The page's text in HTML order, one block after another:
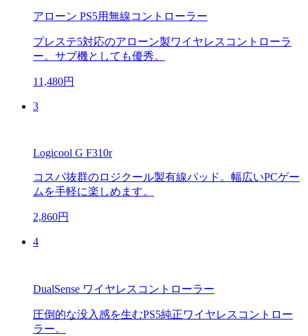
アローン PS5用無線コントローラー
プレステ5対応のアローン製ワイヤレスコントローラ
ー。サブ機としても優秀。
11,480円
3
Logicool G F310r
コスパ抜群のロジクール製有線パッド。幅広いPCゲー
ムを手軽に楽しめます。
2,860円
4
DualSense ワイヤレスコントローラー
圧倒的な没入感を生むPS5純正ワイヤレスコントロー
ラー。